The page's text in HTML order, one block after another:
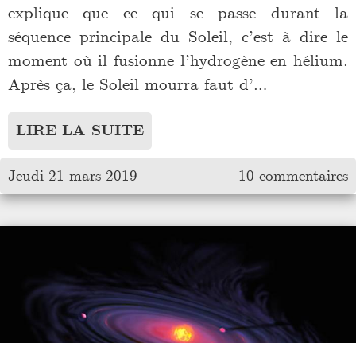
explique que ce qui se passe durant la
séquence principale du Soleil, c’est à dire le
moment où il fusionne l’hydrogène en hélium.
Après ça, le Soleil mourra faut d’…
LIRE LA SUITE
Jeudi 21 mars 2019 10 commentaires